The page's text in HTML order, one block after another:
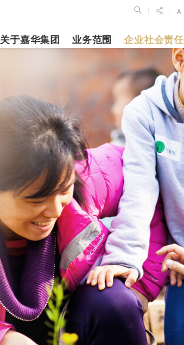
关于嘉华集团 业务范围
乐休闲 酒店
企业社会责任
日
2025年全年
平稳发展